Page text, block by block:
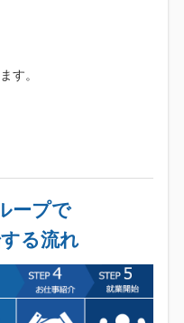
す。
ープで
る流れ